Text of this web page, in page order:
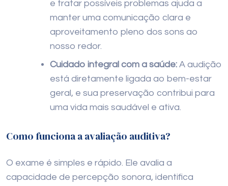
e tratar possíveis problemas ajuda a
manter uma comunicação clara e
aproveitamento pleno dos sons ao
nosso redor.
Cuidado integral com a saúde: A audição
está diretamente ligada ao bem-estar
geral, e sua preservação contribui para
uma vida mais saudável e ativa.
Como funciona a avaliação auditiva?
O exame é simples e rápido. Ele avalia a
capacidade de percepção sonora, identifica